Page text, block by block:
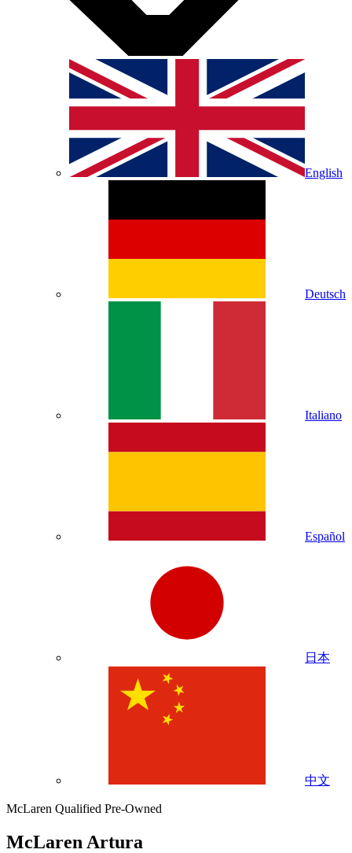
English
Deutsch
Italiano
Español
日本
中文
McLaren Qualified Pre-Owned
McLaren Artura